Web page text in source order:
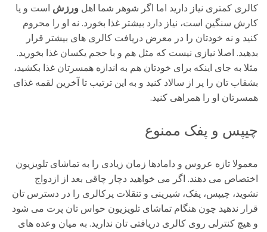
کالری کمتری نیاز دارید اما اگر شوهر شما اهل ورزش است و یا
کارش سنگین است، نیاز دارد بیشتر غذا بخورد. نه او را محروم
کنید و نه خودتان را در معرض دریافت کالری های بیشتر قرار
بدهید. اصلا نیازی نیست که مثل هم و با حجم یکسان غذا بخورید.
مثلا به جای اینکه برای خودتان هم به اندازه همسرتان غذا بکشید،
بشقاب تان را پر از سالاد کنید و به این ترتیب تا آخرین لقمه غذای
همسرتان او را همراهی کنید.
چیپس و پفک ممنوع
معمولا تازه عروس و دامادها زمان زیادی را به تماشای تلویزیون
اختصاص می دهند. اگر می خواهید دچار چاقی بعد از ازدواج
نشوید، چیپس، پفک، شیرینی و تنقلات پرکالری را در دسترس تان
قرار ندهید چون هنگام تماشای تلویزیون حواس تان پرت می شود
و هیچ کنترلی روی کالری دریافتی تان ندارید. به میان وعده های